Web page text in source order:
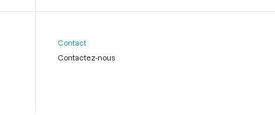
Contact
Contactez-nous